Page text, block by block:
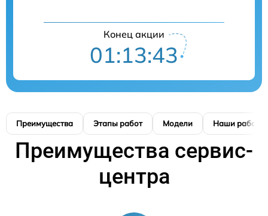
Конец акции
01:13:42
Преимущества Этапы работ Модели Наши работы
Преимущества сервис-
центра